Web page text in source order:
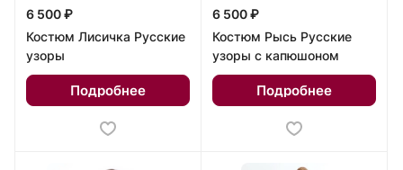
6 500 ₽
Костюм Лисичка Русские
узоры
Подробнее
6 500 ₽
Костюм Рысь Русские
узоры с капюшоном
Подробнее